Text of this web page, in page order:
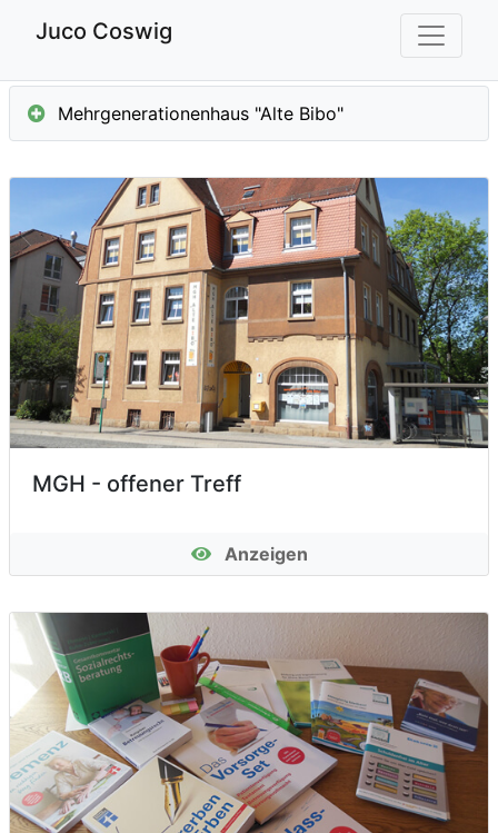
Juco Coswig
Mehrgenerationenhaus "Alte Bibo"
MGH - offener Treff
Anzeigen